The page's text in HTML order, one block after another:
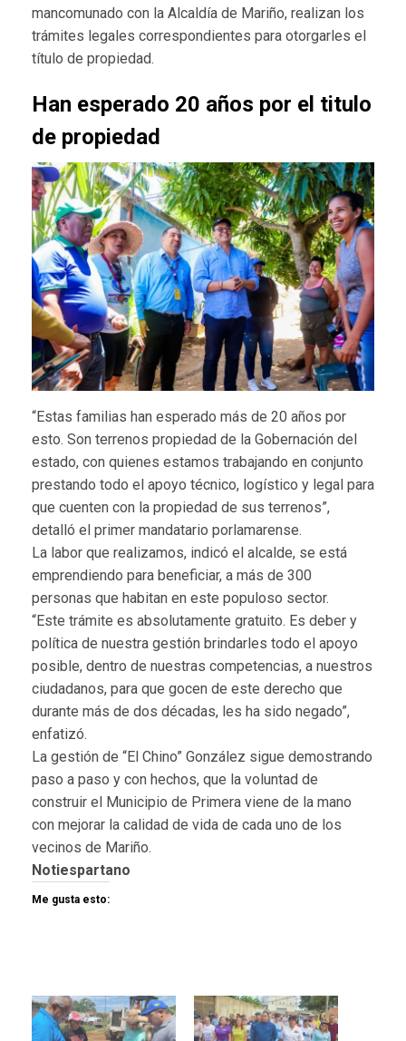
mancomunado con la Alcaldía de Mariño, realizan los
trámites legales correspondientes para otorgarles el
título de propiedad.
Han esperado 20 años por el titulo
de propiedad
“Estas familias han esperado más de 20 años por
esto. Son terrenos propiedad de la Gobernación del
estado, con quienes estamos trabajando en conjunto
prestando todo el apoyo técnico, logístico y legal para
que cuenten con la propiedad de sus terrenos”,
detalló el primer mandatario porlamarense.
La labor que realizamos, indicó el alcalde, se está
emprendiendo para beneficiar, a más de 300
personas que habitan en este populoso sector.
“Este trámite es absolutamente gratuito. Es deber y
política de nuestra gestión brindarles todo el apoyo
posible, dentro de nuestras competencias, a nuestros
ciudadanos, para que gocen de este derecho que
durante más de dos décadas, les ha sido negado”,
enfatizó.
La gestión de “El Chino” González sigue demostrando
paso a paso y con hechos, que la voluntad de
construir el Municipio de Primera viene de la mano
con mejorar la calidad de vida de cada uno de los
vecinos de Mariño.
Notiespartano
Me gusta esto: